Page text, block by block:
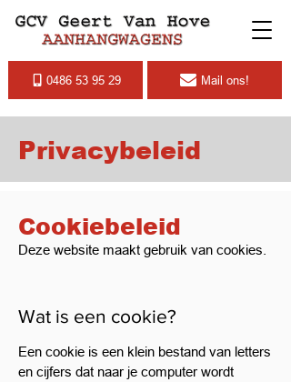
0486 53 95 29 Mail ons!
Privacybeleid
Cookiebeleid
Deze website maakt gebruik van cookies.
Wat is een cookie?
Een cookie is een klein bestand van letters
en cijfers dat naar je computer wordt